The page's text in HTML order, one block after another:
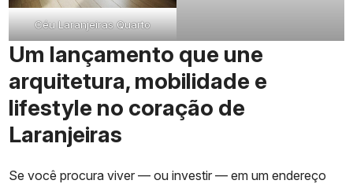
Céu Laranjeiras Quarto
Um lançamento que une
arquitetura, mobilidade e
lifestyle no coração de
Laranjeiras
Se você procura viver — ou investir — em um endereço